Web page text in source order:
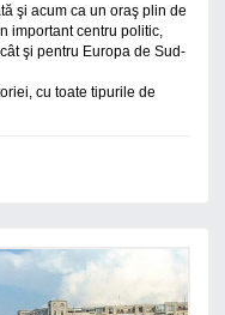
şi acum ca un oraş plin de
important centru politic,
şi pentru Europa de Sud-
cu toate tipurile de